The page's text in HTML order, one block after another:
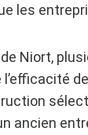
les
Niort,
ancien